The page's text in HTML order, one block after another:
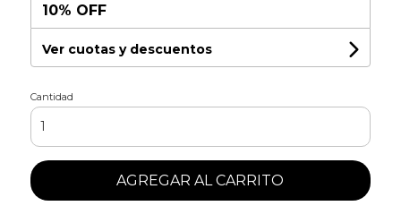
10% OFF
Ver cuotas y descuentos
Cantidad
AGREGAR AL CARRITO